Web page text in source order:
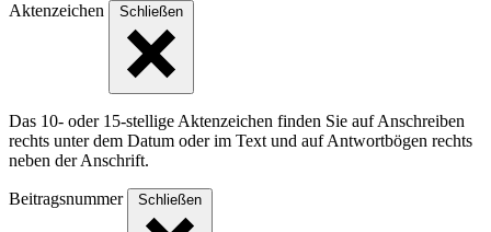
Aktenzeichen Schließen
Das 10- oder 15-stellige Akten­zeichen finden Sie auf Anschreiben
rechts unter dem Datum oder im Text und auf Antwort­bögen rechts
neben der Anschrift.
Beitragsnummer Schließen